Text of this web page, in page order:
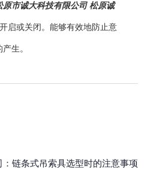
原市诚大科技有限公司 松原诚
启或关闭。能够有效地防止意
生。
链条式吊索具选型时的注意事项